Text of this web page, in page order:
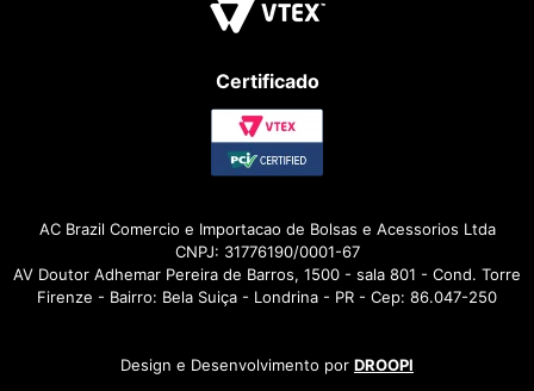
Certificado
AC Brazil Comercio e Importacao de Bolsas e Acessorios Ltda
CNPJ: 31776190/0001-67
AV Doutor Adhemar Pereira de Barros, 1500 - sala 801 - Cond. Torre
Firenze - Bairro: Bela Suiça - Londrina - PR - Cep: 86.047-250
Design e Desenvolvimento por DROOPI